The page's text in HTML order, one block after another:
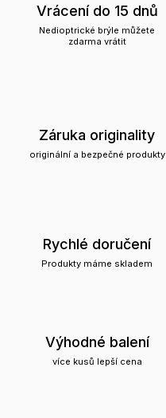
Vrácení do 15 dnů
Nedioptrické brýle můžete
zdarma vrátit
Záruka originality
originální a bezpečné produkty
Rychlé doručení
Produkty máme skladem
Výhodné balení
více kusů lepší cena